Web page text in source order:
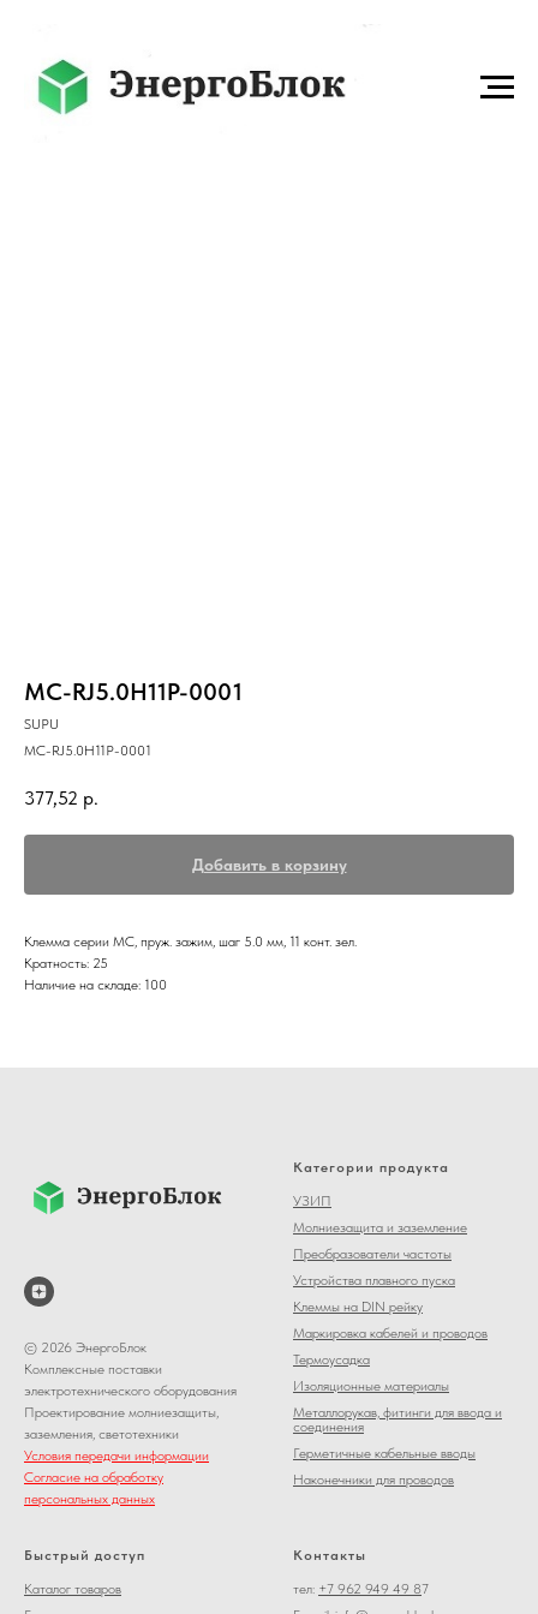
MC-RJ5.0H11P-0001
SUPU
MC-RJ5.0H11P-0001
377,52 р.
Добавить в корзину
Клемма серии МС, пруж. зажим, шаг 5.0 мм, 11 конт. зел.
Кратность: 25
Наличие на складе: 100
© 2026 ЭнергоБлок
Комплексные поставки
электротехнического оборудования
Проектирование молниезащиты,
заземления, светотехники
Условия передачи информации
Согласие на обработку
персональных данных
Категории продукта
УЗИП
Молниезащита и заземление
Преобразователи частоты
Устройства плавного пуска
Клеммы на DIN рейку
Маркировка кабелей и проводов
Термоусадка
Изоляционные материалы
Металлорукав, фитинги для ввода и
соединения
Герметичные кабельные вводы
Наконечники для проводов
Быстрый доступ
Каталог товаров
Контакты
тел: +7 962 949 49 87